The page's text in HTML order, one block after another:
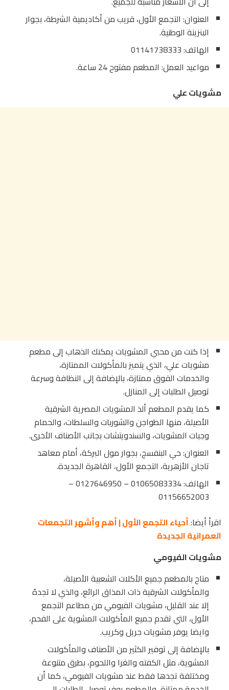
العنوان: التجمع الأول، قريب من أكاديمية الشرطة، بجوار
البنزينة الوطنية.
الهاتف: 01141738333
مواعيد العمل: المطعم مفتوح 24 ساعة.
مشويات علي
إذا كنت من محبي المشويات يمكنك الذهاب إلى مطعم
مشويات علي، الذي يتميز بالمأكولات الممتازة،
والخدمات الفوق ممتازة، بالإضافة إلى النظافة وسرعة
توصيل الطلبات إلى المنازل.
كما يقدم المطعم ألذ المشويات المصرية الشرقية
الأصيلة، منها الطواجن والشوربات والسلطات، والحمام
وجبات المشويات، والسندويتشات بجانب الأصناف الأخرى.
العنوان: حي البنفسج، بجوار مول البركة، أمام معاهد
تاجان الأزهرية، التجمع الأول، القاهرة الجديدة.
الهاتف: 01065083334 – 0127646950 –
01156652003
اقرأ أيضا:أحياء التجمع الأول | أهم وأشهر التجمعات
العمرانية الجديدة
مشويات الفيومي
متاح بالمطعم جميع الأكلات الشعبية الأصيلة،
والمأكولات الشرقية ذات المذاق الرائع، والذي لا تجدهُ
إلا عند القليل، مشويات الفيومي من مطاعم التجمع
الأول، التي تقدم جميع المأكولات المشوية على الفحم،
وايضا يوفر مشويات جريل وكريب.
بالإضافة إلى توفير الكثير من الأصناف والمأكولات
المشوية، مثل الكفته والغرا واللحوم، بطرق متنوعة
ومختلفة تجدها فقط عند مشويات الفيومي، كما أن